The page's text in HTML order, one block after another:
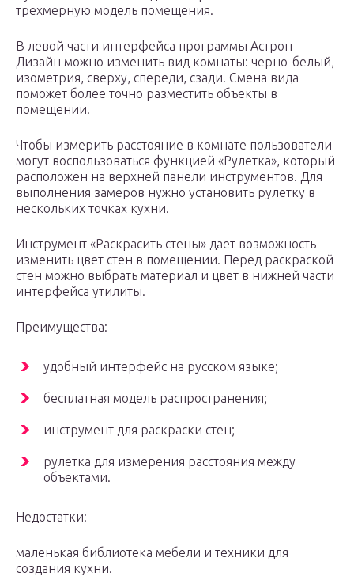
трехмерную модель помещения.
В левой части интерфейса программы Астрон
Дизайн можно изменить вид комнаты: черно-белый,
изометрия, сверху, спереди, сзади. Смена вида
поможет более точно разместить объекты в
помещении.
Чтобы измерить расстояние в комнате пользователи
могут воспользоваться функцией «Рулетка», который
расположен на верхней панели инструментов. Для
выполнения замеров нужно установить рулетку в
нескольких точках кухни.
Инструмент «Раскрасить стены» дает возможность
изменить цвет стен в помещении. Перед раскраской
стен можно выбрать материал и цвет в нижней части
интерфейса утилиты.
Преимущества:
удобный интерфейс на русском языке;
бесплатная модель распространения;
инструмент для раскраски стен;
рулетка для измерения расстояния между
объектами.
Недостатки:
маленькая библиотека мебели и техники для
создания кухни.